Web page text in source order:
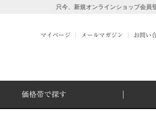
只今、新規オンラインショップ会員
マイページ メールマガジン お問い
価格帯で探す